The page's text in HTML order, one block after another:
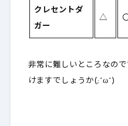
クレセントダ
ガー
△
非常に難しいところなの
けますでしょうか(;^ω^)